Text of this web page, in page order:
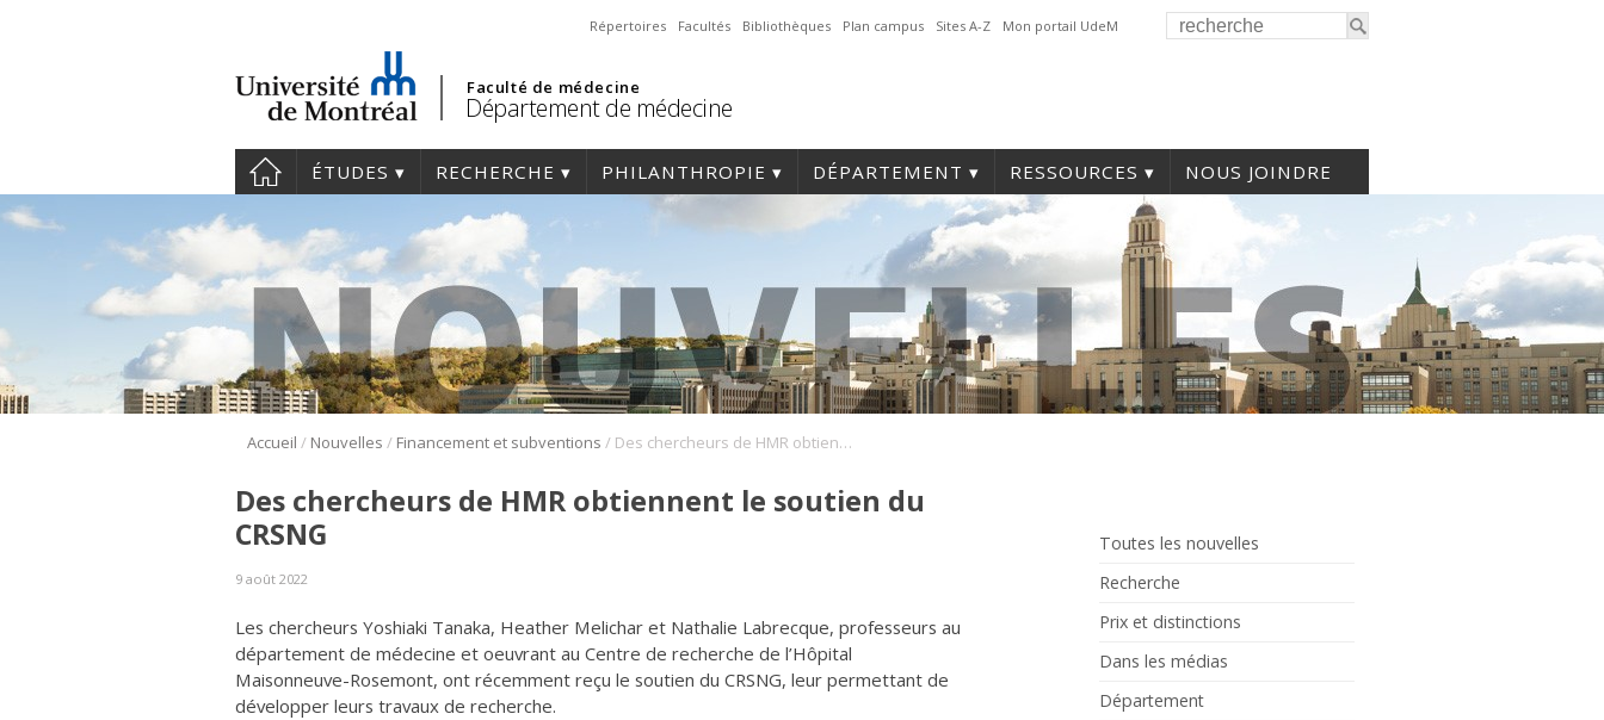
Répertoires Facultés Bibliothèques Plan campus Sites A-Z Mon portail UdeM
Faculté de médecine
Département de médecine
ÉTUDES RECHERCHE PHILANTHROPIE DÉPARTEMENT RESSOURCES NOUS JOINDRE
Accueil / Nouvelles / Financement et subventions / Des chercheurs de HMR obtiennent le soutien du CRSNG
Toutes les nouvelles
Recherche
Prix et distinctions
Dans les médias
Département
Des chercheurs de HMR obtiennent le soutien du
CRSNG
9 août 2022
Les chercheurs Yoshiaki Tanaka, Heather Melichar et Nathalie Labrecque, professeurs au
département de médecine et oeuvrant au Centre de recherche de l’Hôpital
Maisonneuve-Rosemont, ont récemment reçu le soutien du CRSNG, leur permettant de
développer leurs travaux de recherche.